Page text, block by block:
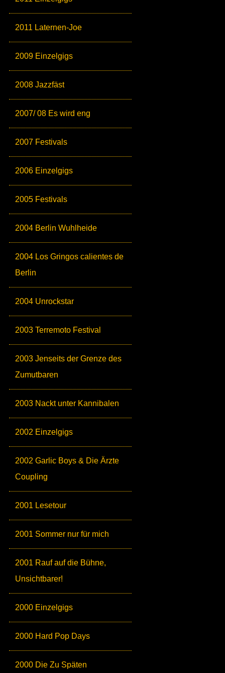
2011 Laternen-Joe
2009 Einzelgigs
2008 Jazzfäst
2007/ 08 Es wird eng
2007 Festivals
2006 Einzelgigs
2005 Festivals
2004 Berlin Wuhlheide
2004 Los Gringos calientes de
Berlin
2004 Unrockstar
2003 Terremoto Festival
2003 Jenseits der Grenze des
Zumutbaren
2003 Nackt unter Kannibalen
2002 Einzelgigs
2002 Garlic Boys & Die Ärzte
Coupling
2001 Lesetour
2001 Sommer nur für mich
2001 Rauf auf die Bühne,
Unsichtbarer!
2000 Einzelgigs
2000 Hard Pop Days
2000 Die Zu Späten